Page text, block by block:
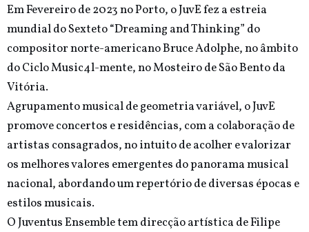
Em Fevereiro de 2023 no Porto, o JuvE fez a estreia
mundial do Sexteto “Dreaming and Thinking” do
compositor norte-americano Bruce Adolphe, no âmbito
do Ciclo Music4l-mente, no Mosteiro de São Bento da
Vitória.
Agrupamento musical de geometria variável, o JuvE
promove concertos e residências, com a colaboração de
artistas consagrados, no intuito de acolher e valorizar
os melhores valores emergentes do panorama musical
nacional, abordando um repertório de diversas épocas e
estilos musicais.
O Juventus Ensemble tem direcção artística de Filipe